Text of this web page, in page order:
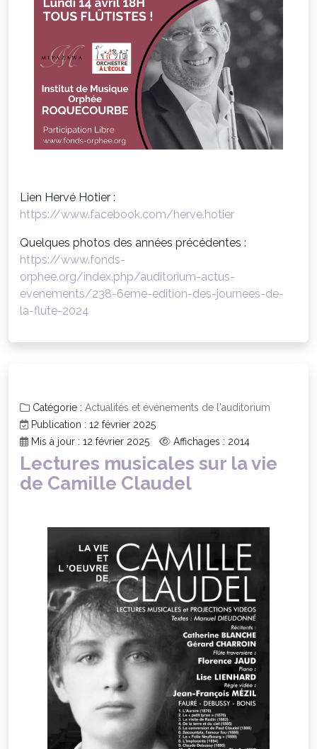
Lien Hervé Hotier :
https://www.facebook.com/herve.hotier
Quelques photos des années précédentes :
https://www.fonds-
orphee.org/index.php/auditorium-actus-
evenements/238-6eme-edition-des-journees-de-
la-flute-2024
Catégorie : Actualités et événements de l'auditorium
Publication : 12 février 2025
Mis à jour : 12 février 2025
Affichages : 2014
Lectures musicales sur la vie
de Camille Claudel